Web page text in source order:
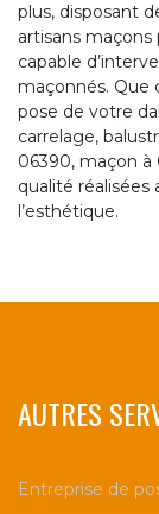
plus, disposant
artisans maçons
capable
maçonnés. Que
pose de votre
carrelage,
06390, maçon à
qualité réalisées
l’esthétique.
AUTRES
Entreprise de